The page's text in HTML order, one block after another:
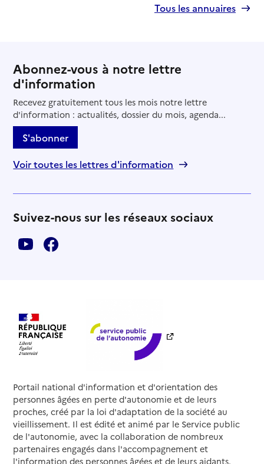
Tous les annuaires
Abonnez-vous à notre lettre
d'information
Recevez gratuitement tous les mois notre lettre
d'information : actualités, dossier du mois, agenda...
S'abonner
Voir toutes les lettres d'information
Suivez-nous sur les réseaux sociaux
Portail national d'information et d'orientation des
personnes âgées en perte d'autonomie et de leurs
proches, créé par la loi d'adaptation de la société au
vieillissement. Il est édité et animé par le Service public
de l'autonomie, avec la collaboration de nombreux
partenaires engagés dans l'accompagnement et
l'information des personnes âgées et de leurs aidants.